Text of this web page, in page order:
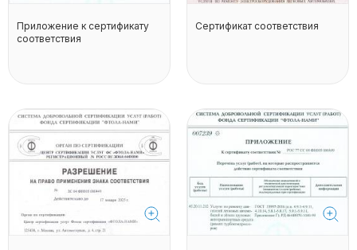
Приложение к сертификату
соответствия
Сертификат соответствия